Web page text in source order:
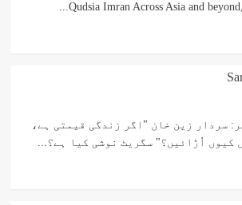
Qudsia Imran Across Asia and
سردار زین خان "اگر زندگی قیمتی ہے،
کیوں اُڑائیں؟" سگریٹ نوشی کیا ہے؟...